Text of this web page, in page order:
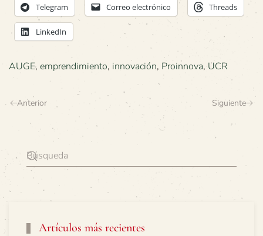
Telegram Correo electrónico Threads
LinkedIn
AUGE, emprendimiento, innovación, Proinnova, UCR
Anterior Siguiente
Artículos más recientes